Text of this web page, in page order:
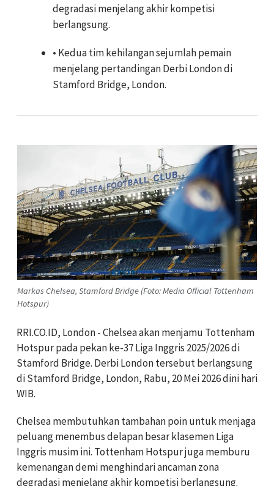
degradasi menjelang akhir kompetisi
berlangsung.
• Kedua tim kehilangan sejumlah pemain
menjelang pertandingan Derbi London di
Stamford Bridge, London.
Markas Chelsea, Stamford Bridge (Foto: Media Official Tottenham
Hotspur)
RRI.CO.ID, London - Chelsea akan menjamu Tottenham
Hotspur pada pekan ke-37 Liga Inggris 2025/2026 di
Stamford Bridge. Derbi London tersebut berlangsung
di Stamford Bridge, London, Rabu, 20 Mei 2026 dini hari
WIB.
Chelsea membutuhkan tambahan poin untuk menjaga
peluang menembus delapan besar klasemen Liga
Inggris musim ini. Tottenham Hotspur juga memburu
kemenangan demi menghindari ancaman zona
degradasi menjelang akhir kompetisi berlangsung.